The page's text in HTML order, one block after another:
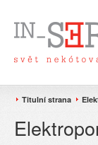
Titulní strana